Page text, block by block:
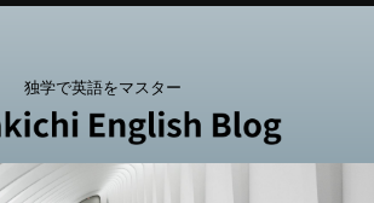
独学で英語をマスター